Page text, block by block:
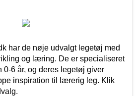
har de nøje udvalgt legetøj med
og læring. De er specialiseret
0-6 år, og deres legetøj giver
inspiration til lærerig leg. Klik